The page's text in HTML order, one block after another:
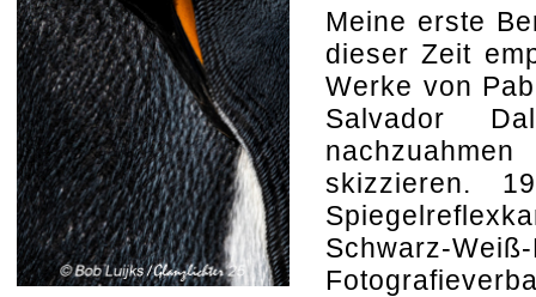
Meine erste
dieser Zeit
Werke von
Salvador
skizzieren.
Schwarz-